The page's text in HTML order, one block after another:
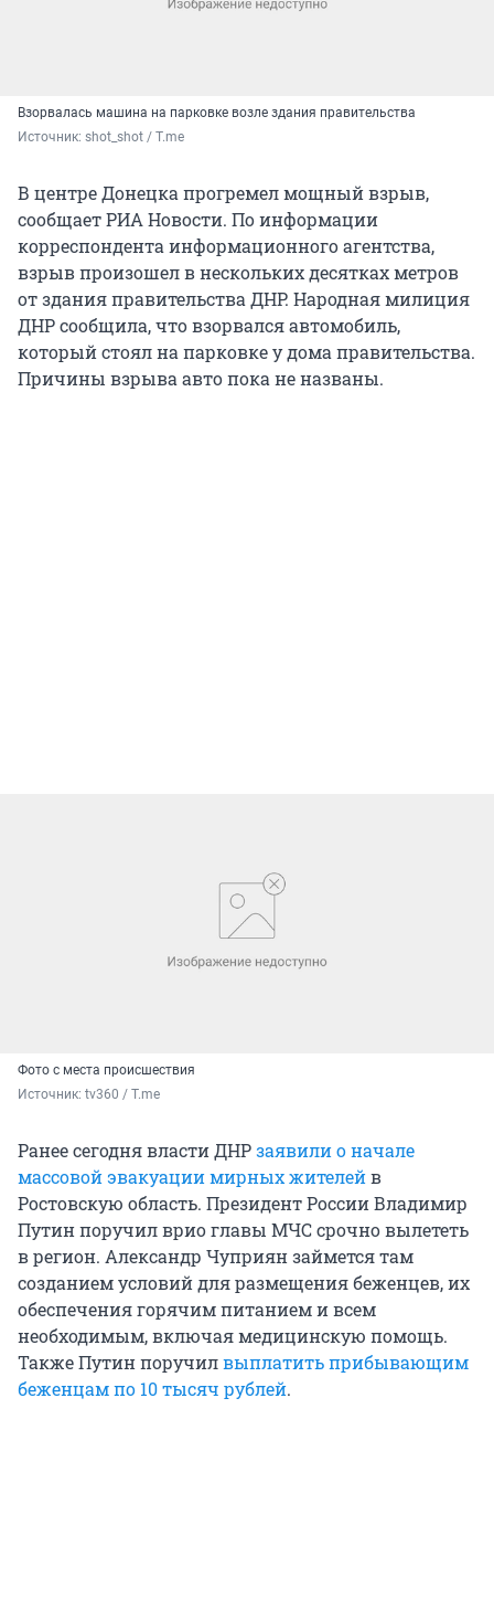
Взорвалась машина на парковке возле здания правительства
Источник: shot_shot / T.me
В центре Донецка прогремел мощный взрыв,
сообщает РИА Новости. По информации
корреспондента информационного агентства,
взрыв произошел в нескольких десятках метров
от здания правительства ДНР. Народная милиция
ДНР сообщила, что взорвался автомобиль,
который стоял на парковке у дома правительства.
Причины взрыва авто пока не названы.
Фото с места происшествия
Источник: tv360 / T.me
Ранее сегодня власти ДНРзаявили о начале
массовой эвакуации мирных жителейв
Ростовскую область. Президент России Владимир
Путин поручил врио главы МЧС срочно вылететь
в регион. Александр Чуприян займется там
созданием условий для размещения беженцев, их
обеспечения горячим питанием и всем
необходимым, включая медицинскую помощь.
Также Путин поручилвыплатить прибывающим
беженцам по 10 тысяч рублей.